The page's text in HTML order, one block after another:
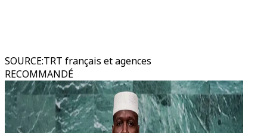
SOURCE:TRT français et agences
RECOMMANDÉ